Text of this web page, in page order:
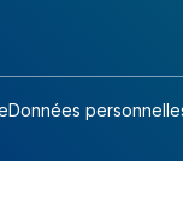
Données